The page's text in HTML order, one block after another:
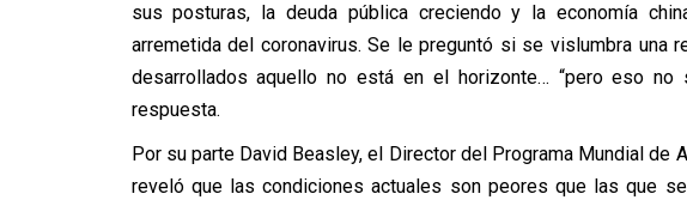
sus posturas, la deuda pública creciendo y la economía
arremetida del coronavirus. Se le preguntó si se vislumbra una
desarrollados aquello no está en el horizonte… “pero eso no
respuesta.
Por su parte David Beasley, el Director del Programa Mundial de
reveló que las condiciones actuales son peores que las que